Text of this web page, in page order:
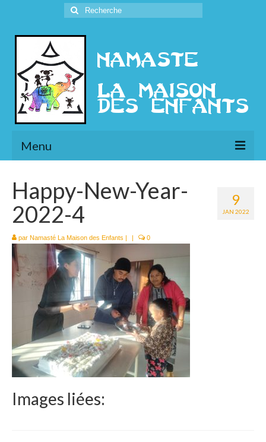
Rechercher
:
Menu
Présentation
l’Ethique
Historique
Le Népal
Documents
Parrainages
Missions 2023
Actualités
Nous contacter
9
JAN 2022
Happy-New-Year-
2022-4
par Namasté La Maison des Enfants | | 0
Images liées: